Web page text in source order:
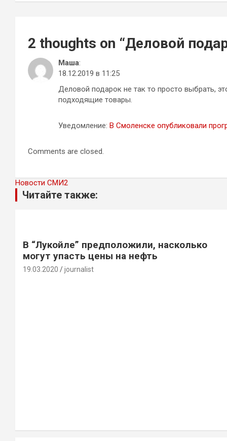
2 thoughts on “Деловой
Маша:
18.12.2019 в 11:25
Деловой подарок не так то просто выбрать,
подходящие товары.
Уведомление: В Смоленске опубликовали
Comments are closed.
Новости СМИ2
Читайте также:
В “Лукойле” предположили, насколько
могут упасть цены на нефть
19.03.2020 journalist